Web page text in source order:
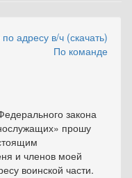
адресу в/ч (скачать)
По команде
закона
прошу
и членов моей
воинской части.